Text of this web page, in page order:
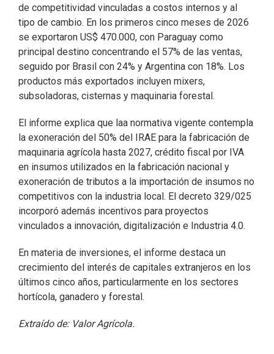
de competitividad vinculadas a costos internos y al
tipo de cambio. En los primeros cinco meses de 2026
se exportaron US$ 470.000, con Paraguay como
principal destino concentrando el 57% de las ventas,
seguido por Brasil con 24% y Argentina con 18%. Los
productos más exportados incluyen mixers,
subsoladoras, cisternas y maquinaria forestal.
El informe explica que laa normativa vigente contempla
la exoneración del 50% del IRAE para la fabricación de
maquinaria agrícola hasta 2027, crédito fiscal por IVA
en insumos utilizados en la fabricación nacional y
exoneración de tributos a la importación de insumos no
competitivos con la industria local. El decreto 329/025
incorporó además incentivos para proyectos
vinculados a innovación, digitalización e Industria 4.0.
En materia de inversiones, el informe destaca un
crecimiento del interés de capitales extranjeros en los
últimos cinco años, particularmente en los sectores
hortícola, ganadero y forestal.
Extraído de: Valor Agrícola.